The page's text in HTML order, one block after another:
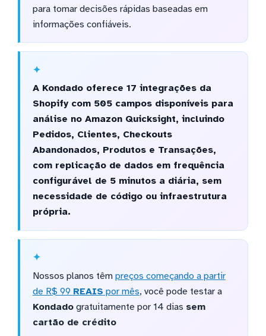
para tomar decisões rápidas baseadas em
informações confiáveis.
A Kondado oferece 17 integrações da
Shopify com 505 campos disponíveis para
análise no Amazon Quicksight, incluindo
Pedidos, Clientes, Checkouts
Abandonados, Produtos e Transações,
com replicação de dados em frequência
configurável de 5 minutos a diária, sem
necessidade de código ou infraestrutura
própria.
Nossos planos têm preços começando a partir
de R$ 99 REAIS por mês, você pode testar a
Kondadogratuitamente por 14 dias sem
cartão de crédito